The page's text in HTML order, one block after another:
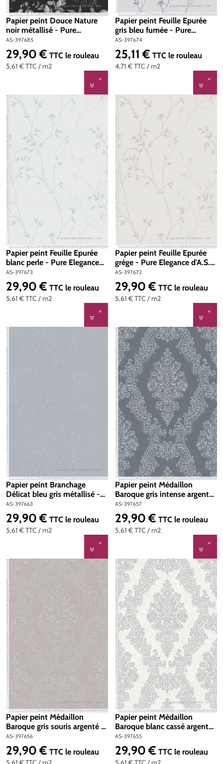
Papier peint Douce Nature
noir métallisé - Pure
Elegance d'A.S. Création | Réf.
AS-397685
AS-397685
5,61 €TTC / m2
Prix régulier :
29,90 € TTC le rouleau
Papier peint Feuille Epurée
gris bleu fumée - Pure
Elegance d'A.S. Création | Réf.
AS-397674
AS-397674
4,71 €TTC / m2
Prix régulier :
25,11 € TTC le rouleau
Papier peint Feuille Epurée
blanc perle - Pure Elegance
d'A.S. Création | Réf. AS-
397673
AS-397673
5,61 €TTC / m2
Prix régulier :
29,90 € TTC le rouleau
Papier peint Feuille Epurée
grège - Pure Elegance d'A.S.
Création | Réf. AS-397672
AS-397672
5,61 €TTC / m2
Prix régulier :
29,90 € TTC le rouleau
Papier peint Branchage
Délicat bleu gris métallisé -
Pure Elegance d'A.S. Création
| Réf. AS-397663
AS-397663
5,61 €TTC / m2
Prix régulier :
29,90 € TTC le rouleau
Papier peint Médaillon
Baroque gris intense argenté
- Pure Elegance d'A.S.
Création | Réf. AS-397657
AS-397657
5,61 €TTC / m2
Prix régulier :
29,90 € TTC le rouleau
Papier peint Médaillon
Baroque gris souris argenté -
Pure Elegance d'A.S. Création
| Réf. AS-397656
AS-397656
Prix régulier :
29,90 € TTC le rouleau
Papier peint Médaillon
Baroque blanc cassé argenté
- Pure Elegance d'A.S.
Création | Réf. AS-397655
AS-397655
Prix régulier :
29,90 € TTC le rouleau